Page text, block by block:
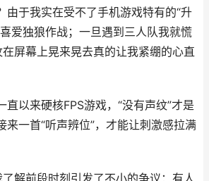
由于我实在受不了手机游戏特有的“升
爱独狼作战；一旦遇到三人队我就慌
屏幕上晃来晃去真的让我紧绷的心直
以来硬核FPS游戏，“没有声纹”才是
来一首“听声辨位”，才能让刺激感拉满